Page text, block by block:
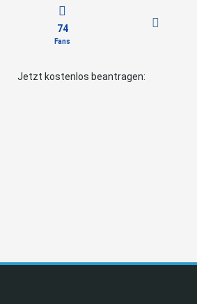
74
Fans
Jetzt kostenlos beantragen: